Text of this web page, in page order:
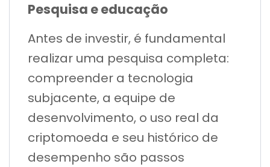
Pesquisa e educação
Antes de investir, é fundamental
realizar uma pesquisa completa:
compreender a tecnologia
subjacente, a equipe de
desenvolvimento, o uso real da
criptomoeda e seu histórico de
desempenho são passos